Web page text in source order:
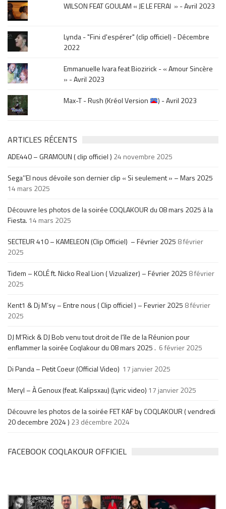
WILSON FEAT GOULAM « JE LE FERAI » - Avril 2023
Lynda - "Fini d'espérer" (clip officiel) - Décembre
2022
Emmanuelle Ivara feat Biozirick - « Amour Sincère
» - Avril 2023
Max-T - Rush (Kréol Version
) - Avril 2023
ARTICLES RÉCENTS
ADE440 – GRAMOUN ( clip officiel ) 24 novembre 2025
Sega’’El nous dévoile son dernier clip « Si seulement » – Mars 2025
14 mars 2025
Découvre les photos de la soirée COQLAKOUR du 08 mars 2025 à la
Fiesta. 14 mars 2025
SECTEUR 410 – KAMELEON (Clip Officiel) – Février 2025 8 février
2025
Tidem – KOLÉ ft. Nicko Real Lion ( Vizualizer) – Février 2025 8 février
2025
Kent1 & Dj M’sy – Entre nous ( Clip officiel ) – Fevrier 2025 8 février
2025
DJ M’Rick & DJ Bob venu tout droit de l’île de la Réunion pour
enflammer la soirée Coqlakour du 08 mars 2025 . 6 février 2025
Di Panda – Petit Coeur (Official Video) 17 janvier 2025
Meryl – À Genoux (feat. Kalipsxau) (Lyric video) 17 janvier 2025
Découvre les photos de la soirée FET KAF by COQLAKOUR ( vendredi
20 decembre 2024 ) 23 décembre 2024
FACEBOOK COQLAKOUR OFFICIEL